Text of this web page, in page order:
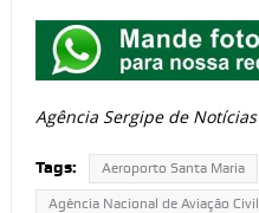
Agência Sergipe de Notícias
Tags: Aeroporto Santa Maria
Agência Nacional de Aviação Civil